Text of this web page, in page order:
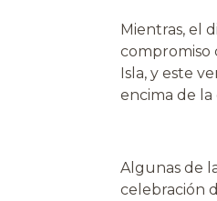
Mientras, el
compromiso
Isla, y este
encima de la
Algunas de
celebración